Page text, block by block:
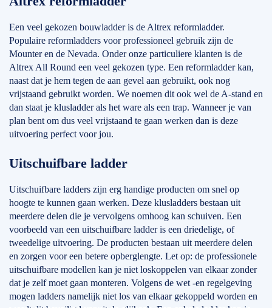
Een veel gekozen bouwladder is de Altrex reformladder.
Populaire reformladders voor professioneel gebruik zijn de
Mounter en de Nevada. Onder onze particuliere klanten is de
Altrex All Round een veel gekozen type. Een reformladder kan,
naast dat je hem tegen de aan gevel aan gebruikt, ook nog
vrijstaand gebruikt worden. We noemen dit ook wel de A-stand en
dan staat je klusladder als het ware als een trap. Wanneer je van
plan bent om dus veel vrijstaand te gaan werken dan is deze
uitvoering perfect voor jou.
Uitschuifbare ladder
Uitschuifbare ladders zijn erg handige producten om snel op
hoogte te kunnen gaan werken. Deze klusladders bestaan uit
meerdere delen die je vervolgens omhoog kan schuiven. Een
voorbeeld van een uitschuifbare ladder is een driedelige, of
tweedelige uitvoering. De producten bestaan uit meerdere delen
en zorgen voor een betere opberglengte. Let op: de professionele
uitschuifbare modellen kan je niet loskoppelen van elkaar zonder
dat je zelf moet gaan monteren. Volgens de wet -en regelgeving
mogen ladders namelijk niet los van elkaar gekoppeld worden en